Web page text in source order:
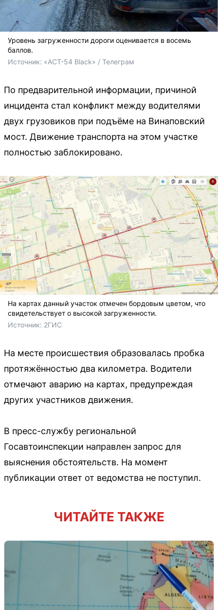
Уровень загруженности дороги оценивается в восемь
баллов.
Источник: «АСТ-54 Black» / Телеграм
По предварительной информации, причиной
инцидента стал конфликт между водителями
двух грузовиков при подъёме на Винаповский
мост. Движение транспорта на этом участке
полностью заблокировано.
На картах данный участок отмечен бордовым цветом, что
свидетельствует о высокой загруженности.
Источник: 2ГИС
На месте происшествия образовалась пробка
протяжённостью два километра. Водители
отмечают аварию на картах, предупреждая
других участников движения.
В пресс-службу региональной
Госавтоинспекции направлен запрос для
выяснения обстоятельств. На момент
публикации ответ от ведомства не поступил.
ЧИТАЙТЕ ТАКЖЕ